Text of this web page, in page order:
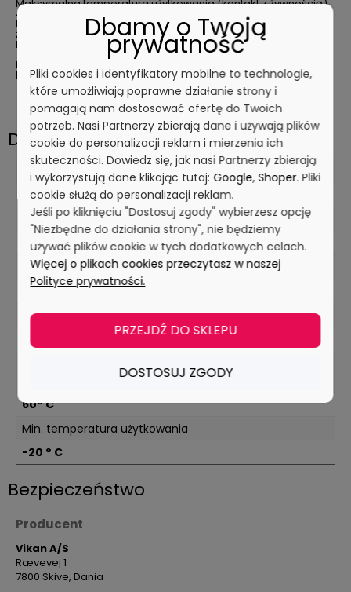
Maksymalna temperatura użytkowania (kontakt z żywnością)
40 ° C
Maksymalna temperatura użytkowania (bez kontaktu z
żywnością) 60 ° C
Minimalna temperatura użytkowania – 20 ° C
Maks.
Min.wartość pH w stężeniu użytkowym 2 pH
Dane techniczne
Maks. wartość pH w stężeniu użytkowym
10,5 pH
Min. wartość pH w stężeniu użytkowym
2 pH
Maks. temperatura czyszczenia (zmywarka)
85° C
Maks. temperatura użytkowania (kontakt z żywnością)
40 ° C
60° C
Min. temperatura użytkowania
-20 ° C
Bezpieczeństwo
Producent
Vikan A/S
Rævevej 1
7800 Skive, Dania
Dbamy o Twoją
prywatność
Pliki cookies i identyfikatory mobilne to technologie,
które umożliwiają poprawne działanie strony i
pomagają nam dostosować ofertę do Twoich
potrzeb. Nasi Partnerzy zbierają dane i używają plików
cookie do personalizacji reklam i mierzenia ich
skuteczności. Dowiedz się, jak nasi Partnerzy zbierają
i wykorzystują dane klikając tutaj:Google,Shoper. Pliki
cookie służą do personalizacji reklam.
Jeśli po kliknięciu "Dostosuj zgody" wybierzesz opcję
"Niezbędne do działania strony", nie będziemy
używać plików cookie w tych dodatkowych celach.
Więcej o plikach cookies przeczytasz w naszej
Polityce prywatności.
PRZEJDŹ DO SKLEPU
DOSTOSUJ ZGODY